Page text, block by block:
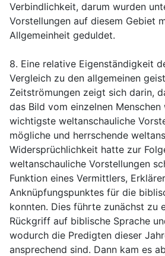
Verbindlichkeit, darum wurden
Vorstellungen auf diesem Gebiet
Allgemeinheit geduldet.
8. Eine relative Eigenständigkeit
Vergleich zu den allgemeinen
Zeitströmungen zeigt sich darin,
das Bild vom einzelnen
wichtigste weltanschauliche
mögliche und herrschende
Widersprüchlichkeit hatte zur
weltanschauliche Vorstellungen
Funktion eines Vermittlers,
Anknüpfungspunktes für die
konnten. Dies führte zunächst zu
Rückgriff auf biblische Sprache
wodurch die Predigten dieser
ansprechend sind. Dann kam es